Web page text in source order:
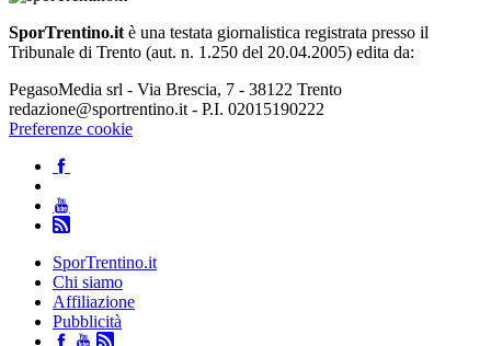
SporTrentino.itè una testata giornalistica registrata presso il
Tribunale di Trento (aut. n. 1.250 del 20.04.2005) edita da:
PegasoMedia srl - Via Brescia, 7 - 38122 Trento
redazione@sportrentino.it - P.I. 02015190222
Preferenze cookie
SporTrentino.it
Chi siamo
Affiliazione
Pubblicità